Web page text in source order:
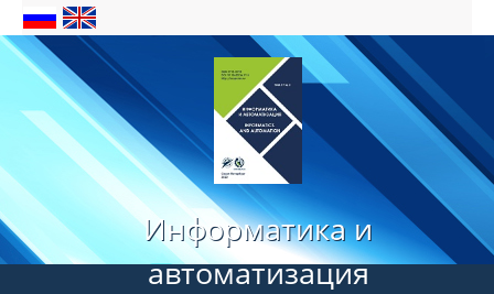
Информатика и
автоматизация